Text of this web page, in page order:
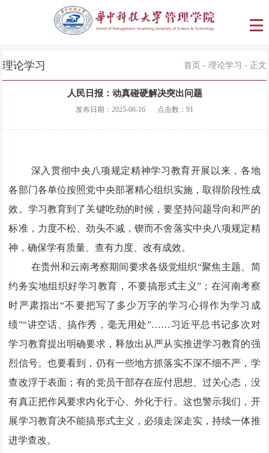
理论学习 首页 - 理论学习 - 正文
人民日报：动真碰硬解决突出问题
发布日期： 2025-06-16 点击数： 91
深入贯彻中央八项规定精神学习教育开展以来，各地
各部门各单位按照党中央部署精心组织实施，取得阶段性成
效。学习教育到了关键吃劲的时候，要坚持问题导向和严的
标准，力度不松、劲头不减，锲而不舍落实中央八项规定精
神，确保学有质量、查有力度、改有成效。
在贵州和云南考察期间要求各级党组织“聚焦主题、简
约务实地组织好学习教育，不要搞形式主义”；在河南考察
时严肃指出“不要把写了多少万字的学习心得作为学习成
绩”“讲空话、搞作秀，毫无用处”……习近平总书记多次对
学习教育提出明确要求，释放出从严从实推进学习教育的强
烈信号。也要看到，仍有一些地方抓落实不深不细不严，学
查改浮于表面；有的党员干部存在应付思想、过关心态，没
有真正把作风要求内化于心、外化于行。这也警示我们，开
展学习教育决不能搞形式主义，必须走深走实，持续一体推
进学查改。